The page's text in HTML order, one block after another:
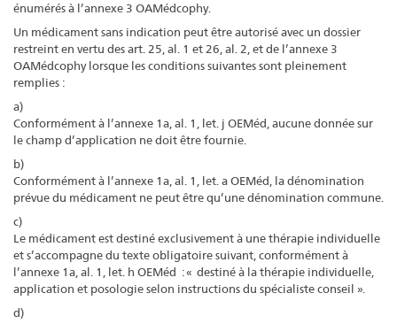
énumérés à l’annexe 3 OAMédcophy.
Un médicament sans indication peut être autorisé avec un dossier
restreint en vertu des art. 25, al. 1 et 26, al. 2, et de l’annexe 3
OAMédcophy lorsque les conditions suivantes sont pleinement
remplies :
a)
Conformément à l’annexe 1a, al. 1, let. j OEMéd, aucune donnée sur
le champ d’application ne doit être fournie.
b)
Conformément à l’annexe 1a, al. 1, let. a OEMéd, la dénomination
prévue du médicament ne peut être qu’une dénomination commune.
c)
Le médicament est destiné exclusivement à une thérapie individuelle
et s’accompagne du texte obligatoire suivant, conformément à
l’annexe 1a, al. 1, let. h OEMéd : « destiné à la thérapie individuelle,
application et posologie selon instructions du spécialiste conseil ».
d)